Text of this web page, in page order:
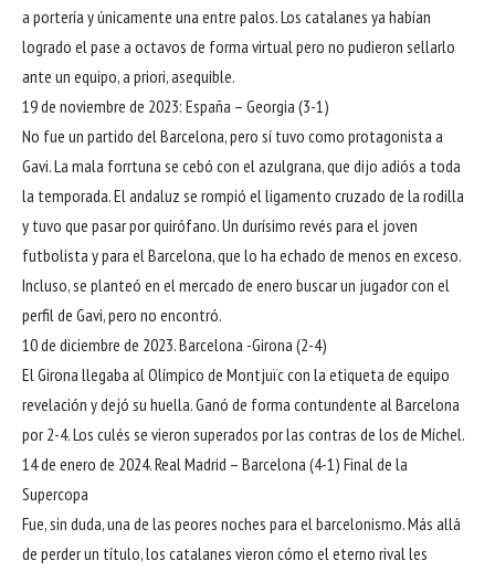
a portería y únicamente una entre palos. Los catalanes ya habían
logrado el pase a octavos de forma virtual pero no pudieron sellarlo
ante un equipo, a priori, asequible.
19 de noviembre de 2023: España – Georgia (3-1)
No fue un partido del Barcelona, pero sí tuvo como protagonista a
Gavi. La mala forrtuna se cebó con el azulgrana, que dijo adiós a toda
la temporada. El andaluz se rompió el ligamento cruzado de la rodilla
y tuvo que pasar por quirófano. Un durísimo revés para el joven
futbolista y para el Barcelona, que lo ha echado de menos en exceso.
Incluso, se planteó en el mercado de enero buscar un jugador con el
perfil de Gavi, pero no encontró.
10 de diciembre de 2023. Barcelona -Girona (2-4)
El Girona llegaba al Olímpico de Montjuïc con la etiqueta de equipo
revelación y dejó su huella. Ganó de forma contundente al Barcelona
por 2-4. Los culés se vieron superados por las contras de los de Míchel.
14 de enero de 2024. Real Madrid – Barcelona (4-1) Final de la
Supercopa
Fue, sin duda, una de las peores noches para el barcelonismo. Más allá
de perder un título, los catalanes vieron cómo el eterno rival les